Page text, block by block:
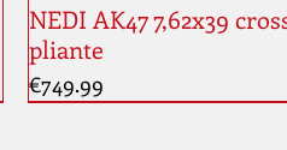
NEDI AK47 7,62x39
pliante
Price
€749.99